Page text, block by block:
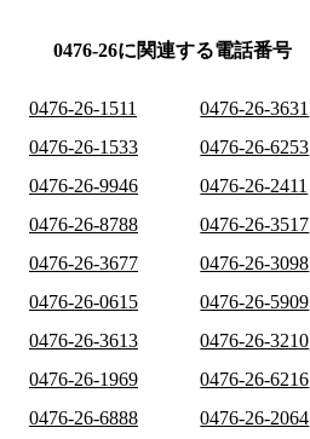
0476-26に関連する電話番号
0476-26-1511 0476-26-3631
0476-26-1533
0476-26-6253
0476-26-9946
0476-26-2411
0476-26-8788
0476-26-3517
0476-26-3677
0476-26-3098
0476-26-0615
0476-26-5909
0476-26-3613
0476-26-3210
0476-26-1969
0476-26-6216
0476-26-6888
0476-26-2064